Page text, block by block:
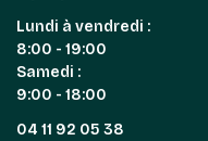
Lundi à vendredi :
8:00 - 19:00
Samedi :
9:00 - 18:00
04 11 92 05 38